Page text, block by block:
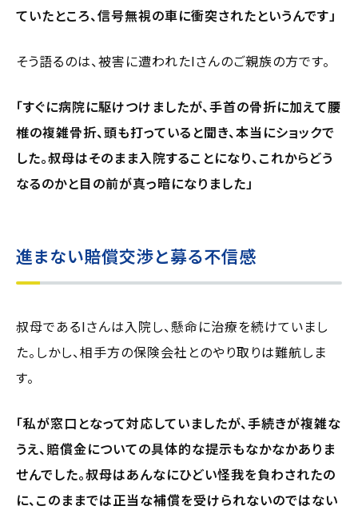
ていたところ、信号無視の車に衝突されたというんです」
そう語るのは、被害に遭われたIさんのご親族の方です。
「すぐに病院に駆けつけましたが、手首の骨折に加えて腰
椎の複雑骨折、頭も打っていると聞き、本当にショックで
した。叔母はそのまま入院することになり、これからどう
なるのかと目の前が真っ暗になりました」
進まない賠償交渉と募る不信感
叔母であるIさんは入院し、懸命に治療を続けていまし
た。しかし、相手方の保険会社とのやり取りは難航しま
す。
「私が窓口となって対応していましたが、手続きが複雑な
うえ、賠償金についての具体的な提示もなかなかありま
せんでした。叔母はあんなにひどい怪我を負わされたの
に、このままでは正当な補償を受けられないのではない